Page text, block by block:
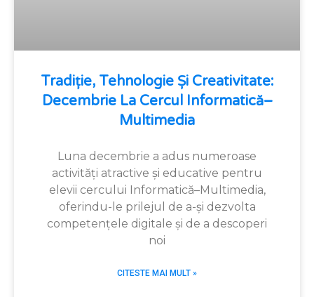
Tradiție, Tehnologie Și Creativitate:
Decembrie La Cercul Informatică–
Multimedia
Luna decembrie a adus numeroase
activități atractive și educative pentru
elevii cercului Informatică–Multimedia,
oferindu-le prilejul de a-și dezvolta
competențele digitale și de a descoperi
noi
CITESTE MAI MULT »